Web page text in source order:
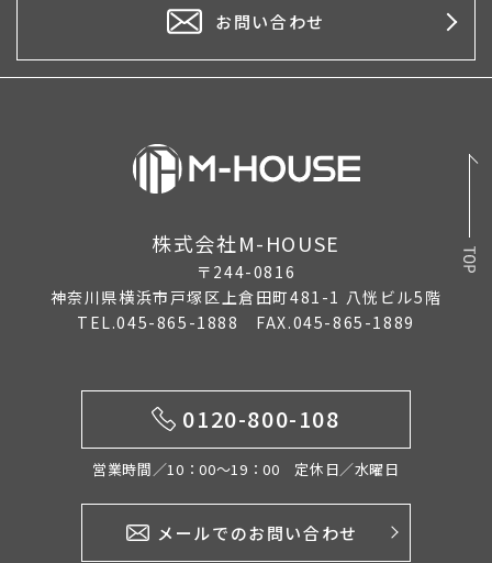
お問い合わせ
株式会社M-HOUSE
〒244-0816
神奈川県横浜市戸塚区上倉田町481-1 八恍ビル5階
TEL.045-865-1888 FAX.045-865-1889
0120-800-108
営業時間／10：00〜19：00 定休日／水曜日
メールでのお問い合わせ